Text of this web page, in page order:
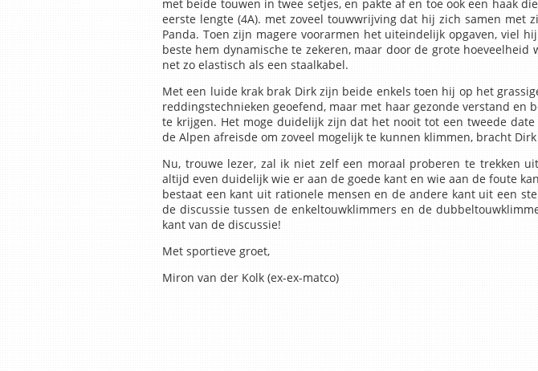
met beide touwen in twee setjes, en pakte af en toe ook een haak
eerste lengte (4A). met zoveel touwwrijving dat hij zich samen met
Panda. Toen zijn magere voorarmen het uiteindelijk opgaven, viel
beste hem dynamische te zekeren, maar door de grote
net zo elastisch als een staalkabel.
Met een luide krak brak Dirk zijn beide enkels toen hij op het
reddingstechnieken geoefend, maar met haar gezonde verstand
te krijgen. Het moge duidelijk zijn dat het nooit tot een tweede
de Alpen afreisde om zoveel mogelijk te kunnen klimmen, bracht
Nu, trouwe lezer, zal ik niet zelf een moraal proberen te trekken
altijd even duidelijk wie er aan de goede kant en wie aan de foute
bestaat een kant uit rationele mensen en de andere kant uit een
de discussie tussen de enkeltouwklimmers en de
kant van de discussie!
Met sportieve groet,
Miron van der Kolk (ex-ex-matco)